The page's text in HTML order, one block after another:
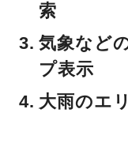
索
気象など
プ表示
大雨のエ